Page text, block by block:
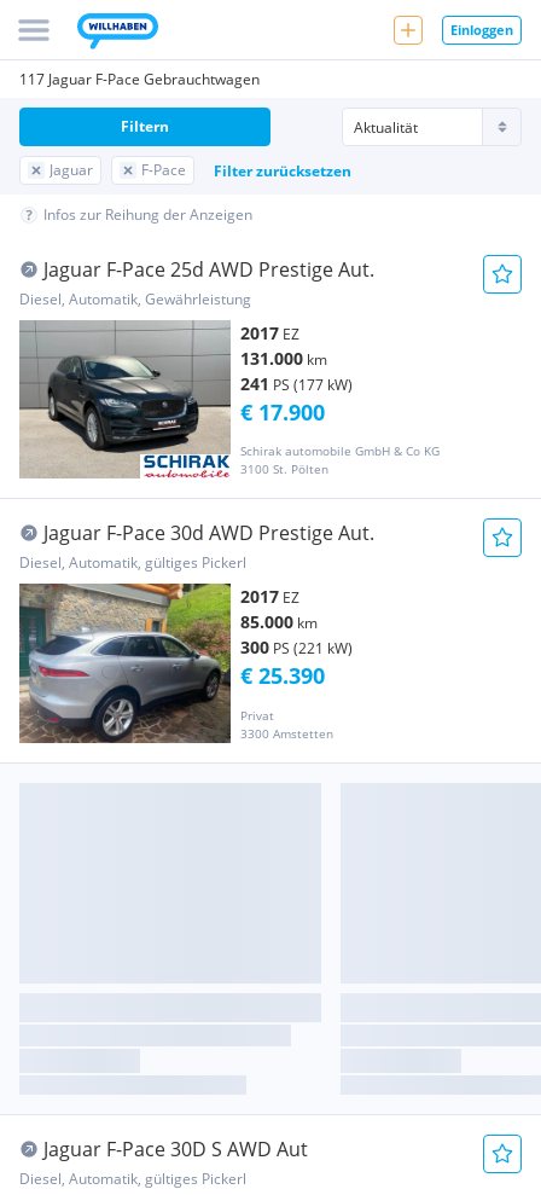
Einloggen
117 Jaguar F-Pace Gebrauchtwagen
Jaguar F-Pace Filter zurücksetzen
Filtern
Infos zur Reihung der Anzeigen
Jaguar F-Pace 25d AWD Prestige Aut.
Diesel, Automatik, Gewährleistung
2017 EZ
131.000 km
241 PS (177 kW)
Schirak automobile GmbH & Co KG
3100 St. Pölten
€ 17.900
Jaguar F-Pace 30d AWD Prestige Aut.
Diesel, Automatik, gültiges Pickerl
2017 EZ
85.000 km
300 PS (221 kW)
Privat
3300 Amstetten
€ 25.390
Jaguar F-Pace 30D S AWD Aut
Diesel, Automatik, gültiges Pickerl